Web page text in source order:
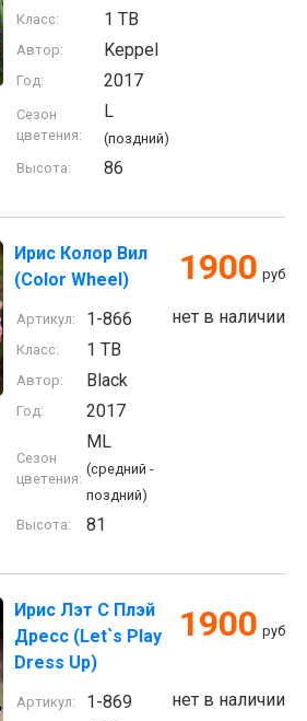
Класс: 1 TB
Автор: Keppel
Год: 2017
Сезон
цветения:
L
(поздний)
Высота:
86
Ирис Колор Вил
(Color Wheel)
1900 руб
нет в наличии
Артикул: 1-866
Класс: 1 TB
Автор: Black
Год: 2017
Сезон
цветения:
ML
(средний -
поздний)
Высота:
81
Ирис Лэт С Плэй
Дресс (Let`s Play
Dress Up)
1900 руб
нет в наличии
Артикул: 1-869